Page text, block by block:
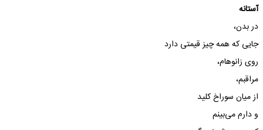
آستانه
در بدن،
جایی که همه چیز قیمتی دارد
روی زانوهام،
مراقبم،
از میان سوراخ کلید
و دارم می‌بینم